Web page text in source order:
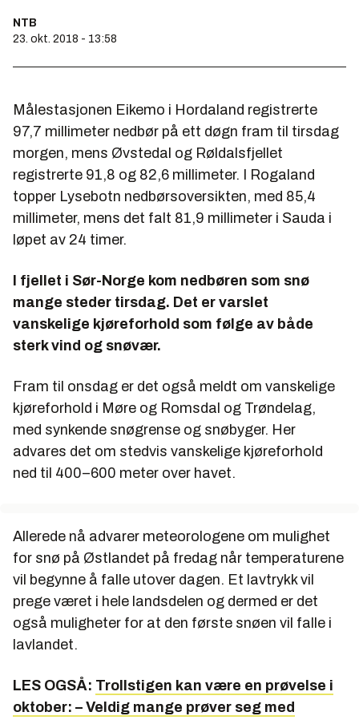
NTB
23. okt. 2018 - 13:58
Målestasjonen Eikemo i Hordaland registrerte
97,7 millimeter nedbør på ett døgn fram til tirsdag
morgen, mens Øvstedal og Røldalsfjellet
registrerte 91,8 og 82,6 millimeter. I Rogaland
topper Lysebotn nedbørsoversikten, med 85,4
millimeter, mens det falt 81,9 millimeter i Sauda i
løpet av 24 timer.
I fjellet i Sør-Norge kom nedbøren som snø
mange steder tirsdag. Det er varslet
vanskelige kjøreforhold som følge av både
sterk vind og snøvær.
Fram til onsdag er det også meldt om vanskelige
kjøreforhold i Møre og Romsdal og Trøndelag,
med synkende snøgrense og snøbyger. Her
advares det om stedvis vanskelige kjøreforhold
ned til 400–600 meter over havet.
Allerede nå advarer meteorologene om mulighet
for snø på Østlandet på fredag når temperaturene
vil begynne å falle utover dagen. Et lavtrykk vil
prege været i hele landsdelen og dermed er det
også muligheter for at den første snøen vil falle i
lavlandet.
LES OGSÅ: Trollstigen kan være en prøvelse i
oktober: – Veldig mange prøver seg med